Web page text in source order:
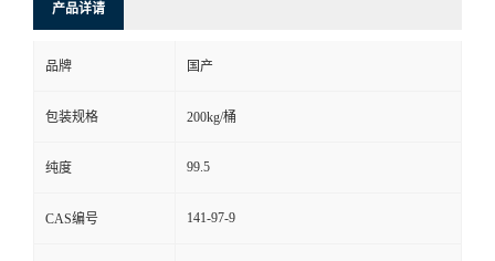
产品详请
品牌 国产
包装规格 200kg/桶
纯度 99.5
CAS编号 141-97-9